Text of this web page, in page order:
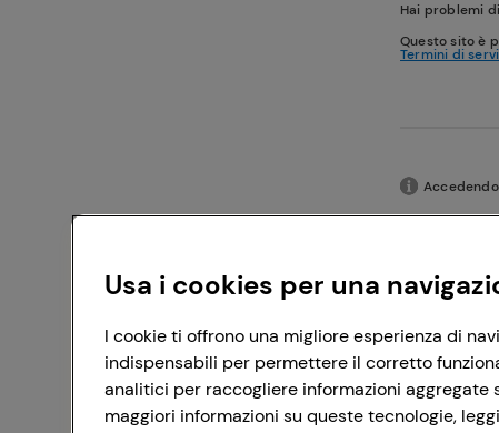
Hai problemi
Questo sito è
Termini di
Usa i cookies per una
I cookie ti offrono una migliore esperienza di
indispensabili per permettere il corretto
analitici per raccogliere informazioni aggregate
maggiori informazioni su queste tecnologie,